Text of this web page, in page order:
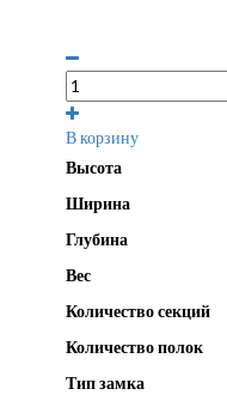
В корзину
Высота
Ширина
Глубина
Вес
Количество секций
Количество полок
Тип замка